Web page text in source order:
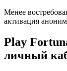
Менее
активация
Play
личный